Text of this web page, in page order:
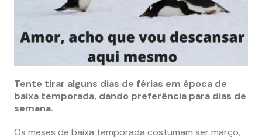
Tente tirar alguns dias de férias em época de
baixa temporada, dando preferência para dias de
semana.
Os meses de baixa temporada costumam ser março,